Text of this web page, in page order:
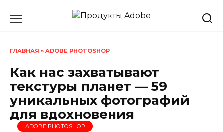
ГЛАВНАЯ » ADOBE PHOTOSHOP
Как нас захватывают
текстуры планет — 59
уникальных фотографий
для вдохновения
ADOBE PHOTOSHOP